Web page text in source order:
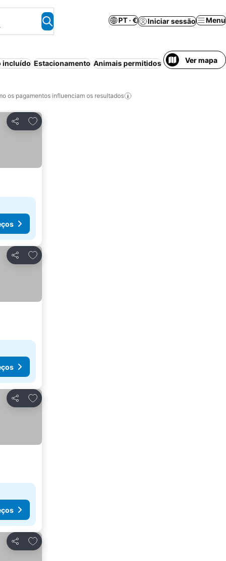
PT · € Iniciar sessão Menu
incluído Estacionamento Animais permitidos Meia-pensão
Ver mapa
os pagamentos influenciam os resultados
Partilhar
Adicionar aos favoritos
Partilhar
Adicionar aos favoritos
Partilhar
Adicionar aos favoritos
Partilhar
Adicionar aos favoritos